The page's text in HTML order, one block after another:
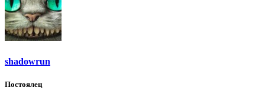
shadowrun
Постоялец